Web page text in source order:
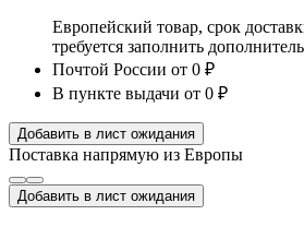
Европейский товар, срок
требуется заполнить
Почтой России от 0 ₽
В пункте выдачи от 0 ₽
Добавить в лист ожидания
Поставка напрямую из Европы
Добавить в лист ожидания